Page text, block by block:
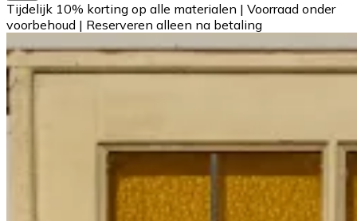
Tijdelijk 10% korting op alle materialen | Voorraad onder
voorbehoud | Reserveren alleen na betaling